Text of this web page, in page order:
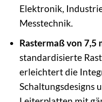
Elektronik,
Messtechnik.
Rastermaß von 7,5
standardisierte
erleichtert die
Schaltungsdesigns